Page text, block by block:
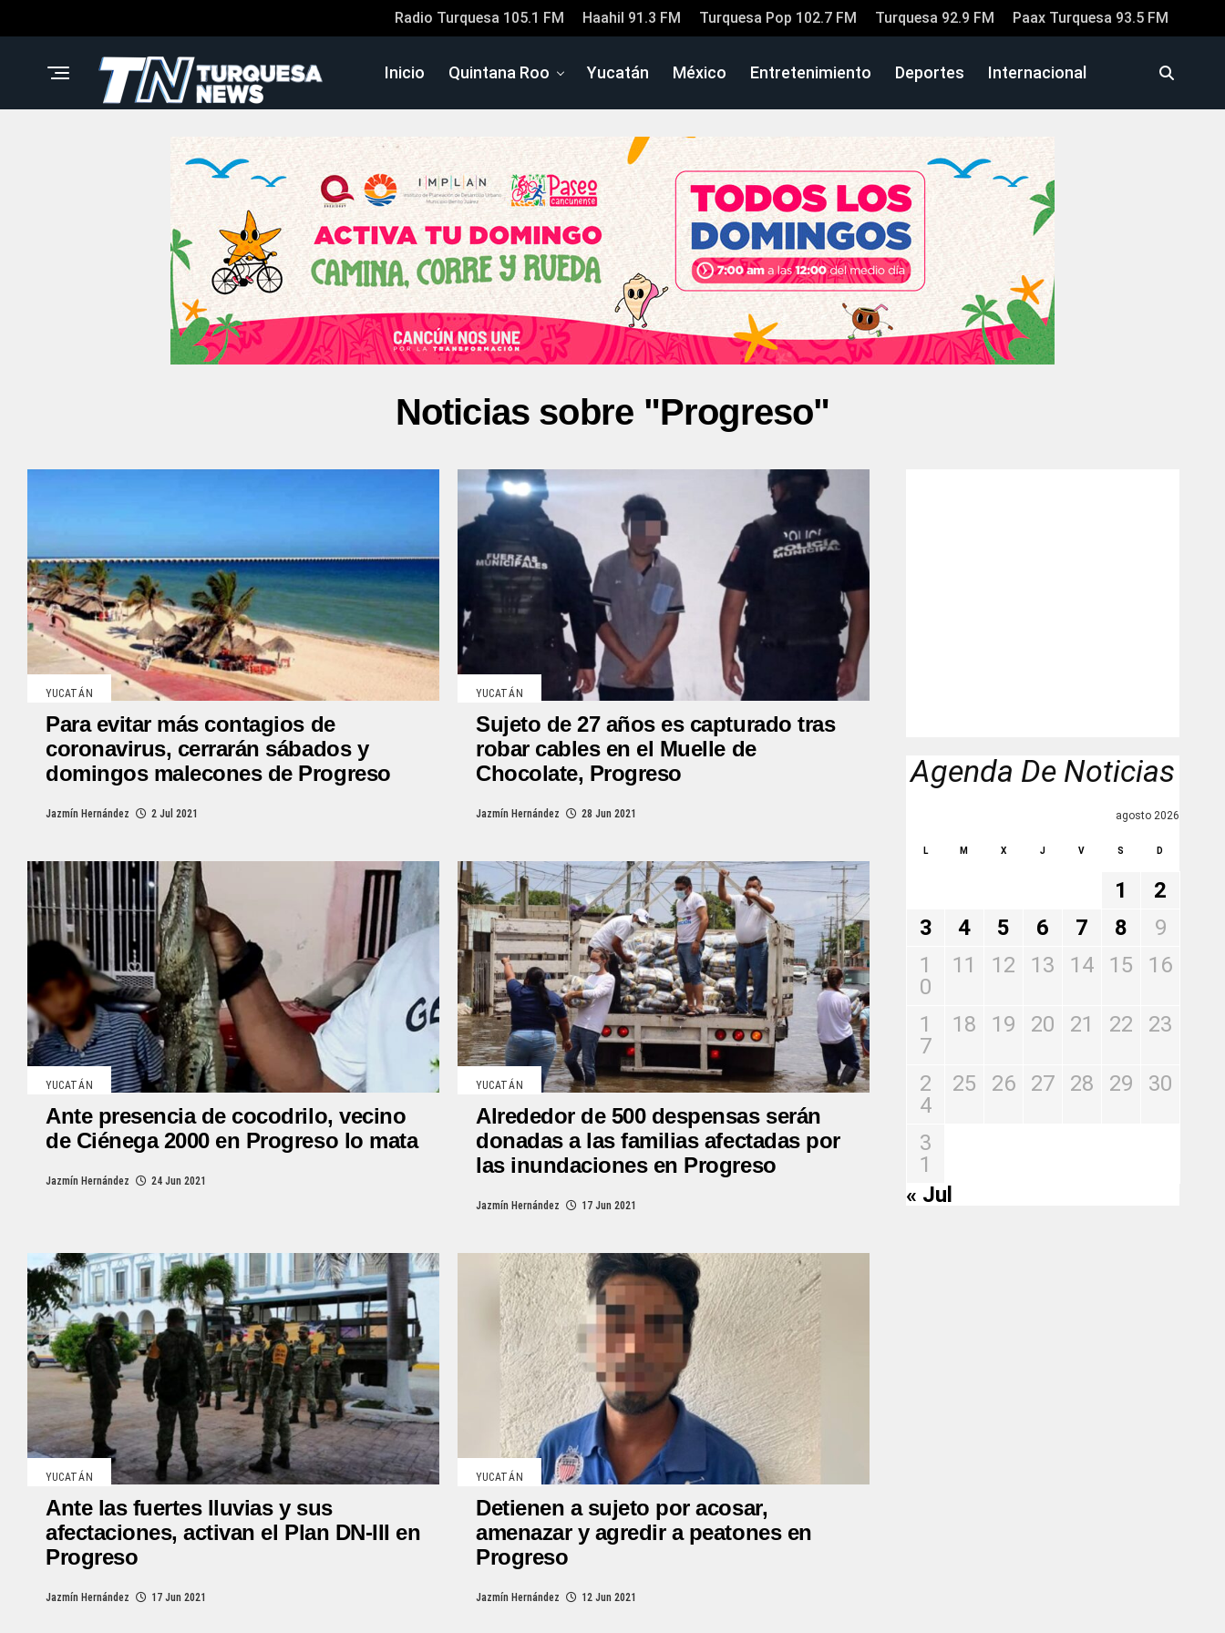
Radio Turquesa 105.1 FM Haahil 91.3 FM Turquesa Pop 102.7 FM Turquesa 92.9 FM Paax Turquesa 93.5 FM
Inicio Quintana Roo Yucatán México Entretenimiento Deportes Internacional
Noticias sobre "Progreso"
YUCATÁN
Para evitar más contagios de
coronavirus, cerrarán sábados y
domingos malecones de Progreso
Jazmín Hernández 2 Jul 2021
YUCATÁN
Sujeto de 27 años es capturado tras
robar cables en el Muelle de
Chocolate, Progreso
Jazmín Hernández 28 Jun 2021
YUCATÁN
Ante presencia de cocodrilo, vecino
de Ciénega 2000 en Progreso lo mata
Jazmín Hernández 24 Jun 2021
YUCATÁN
Alrededor de 500 despensas serán
donadas a las familias afectadas por
las inundaciones en Progreso
Jazmín Hernández 17 Jun 2021
YUCATÁN
Ante las fuertes lluvias y sus
afectaciones, activan el Plan DN-III en
Progreso
Jazmín Hernández 17 Jun 2021
YUCATÁN
Detienen a sujeto por acosar,
amenazar y agredir a peatones en
Progreso
Jazmín Hernández 12 Jun 2021
Agenda De Noticias
agosto 2026
L M X J V S D
1
2
3
4 5 6 7 8
9
1
0
11 12 13 14 15 16
1
7
18 19 20 21 22 23
2
4
25 26 27 28 29 30
3
1
« Jul